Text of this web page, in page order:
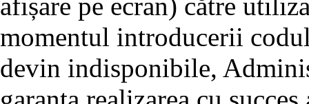
afișare pe ecran) către
momentul introducerii
devin indisponibile,